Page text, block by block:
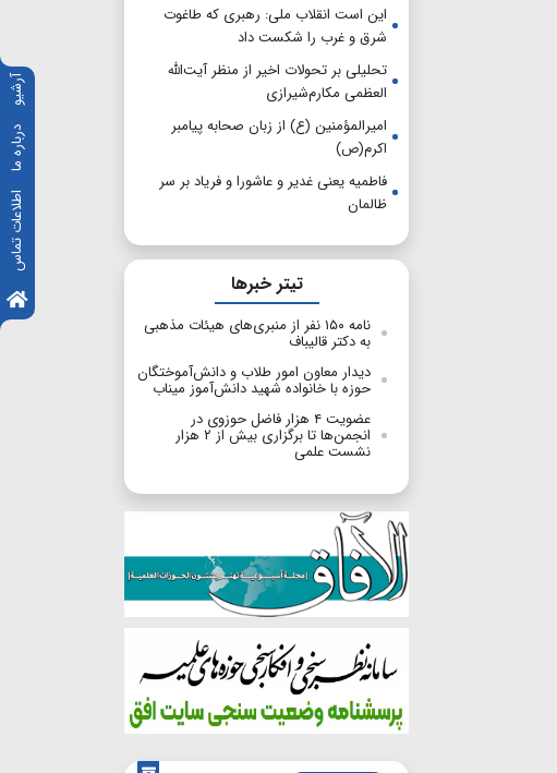
آرشیو
درباره ما
اطلاعات تماس
این است انقلاب ملی: رهبری که طاغوت
شرق و غرب را شکست داد
تحلیلی بر تحولات اخیر از منظر آیت‌الله
العظمی مکارم‌شیرازی
امیرالمؤمنین (ع) از زبان صحابه پیامبر
اکرم(ص)
فاطمیه یعنی غدیر و عاشورا و فریاد بر سر
ظالمان
تیتر خبرها
نامه ۱۵۰ نفر از منبری‌های هیئات مذهبی
به دکتر قالیباف
دیدار معاون امور طلاب و دانش‌آموختگان
حوزه با خانواده شهید دانش‌آموز میناب
عضویت ۴ هزار فاضل حوزوی در
انجمن‌ها تا برگزاری بیش از ۲ هزار
نشست علمی